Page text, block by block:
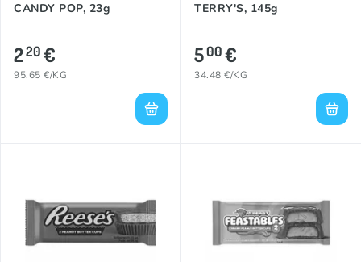
CANDY POP, 23g
220€
95.65 €/KG
TERRY'S, 145g
500€
34.48 €/KG